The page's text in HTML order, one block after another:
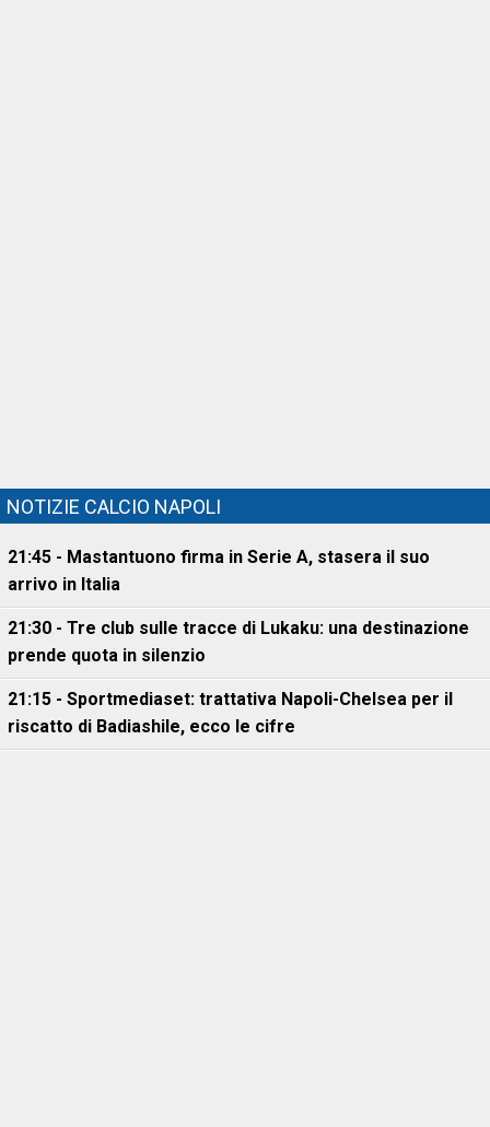
NOTIZIE CALCIO NAPOLI
21:45 - Mastantuono firma in Serie A, stasera il suo
arrivo in Italia
21:30 - Tre club sulle tracce di Lukaku: una destinazione
prende quota in silenzio
21:15 - Sportmediaset: trattativa Napoli-Chelsea per il
riscatto di Badiashile, ecco le cifre